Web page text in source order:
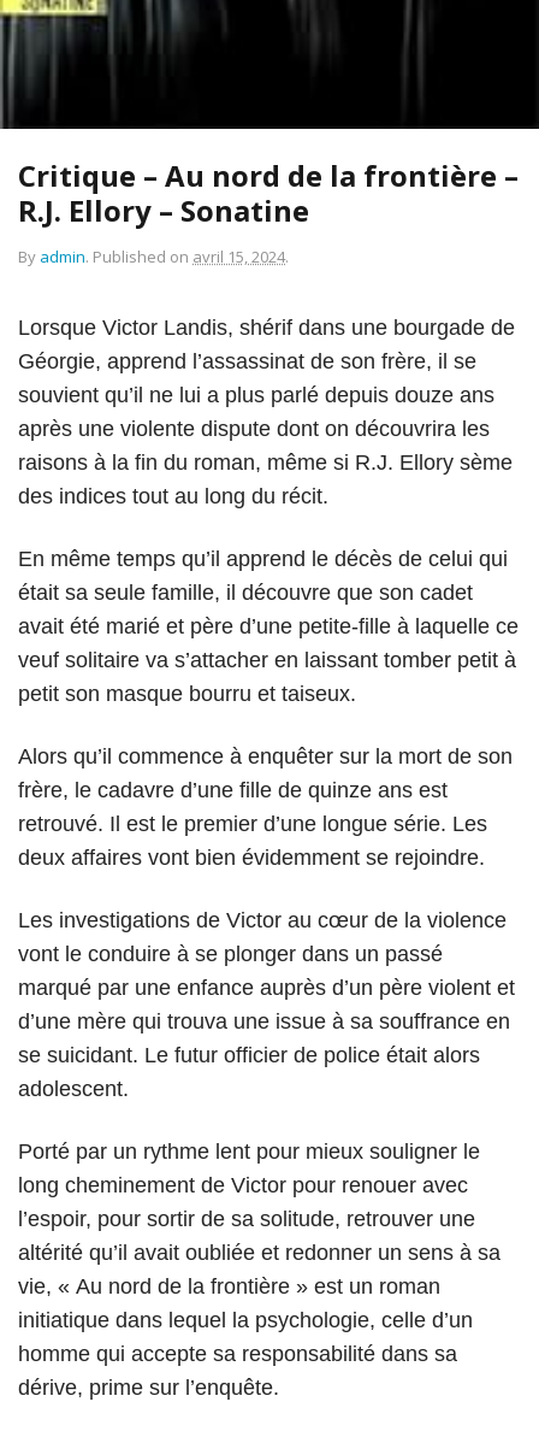
Critique – Au nord de la frontière –
R.J. Ellory – Sonatine
By admin. Published on avril 15, 2024.
Lorsque Victor Landis, shérif dans une bourgade de
Géorgie, apprend l’assassinat de son frère, il se
souvient qu’il ne lui a plus parlé depuis douze ans
après une violente dispute dont on découvrira les
raisons à la fin du roman, même si R.J. Ellory sème
des indices tout au long du récit.
En même temps qu’il apprend le décès de celui qui
était sa seule famille, il découvre que son cadet
avait été marié et père d’une petite-fille à laquelle ce
veuf solitaire va s’attacher en laissant tomber petit à
petit son masque bourru et taiseux.
Alors qu’il commence à enquêter sur la mort de son
frère, le cadavre d’une fille de quinze ans est
retrouvé. Il est le premier d’une longue série. Les
deux affaires vont bien évidemment se rejoindre.
Les investigations de Victor au cœur de la violence
vont le conduire à se plonger dans un passé
marqué par une enfance auprès d’un père violent et
d’une mère qui trouva une issue à sa souffrance en
se suicidant. Le futur officier de police était alors
adolescent.
Porté par un rythme lent pour mieux souligner le
long cheminement de Victor pour renouer avec
l’espoir, pour sortir de sa solitude, retrouver une
altérité qu’il avait oubliée et redonner un sens à sa
vie, « Au nord de la frontière » est un roman
initiatique dans lequel la psychologie, celle d’un
homme qui accepte sa responsabilité dans sa
dérive, prime sur l’enquête.